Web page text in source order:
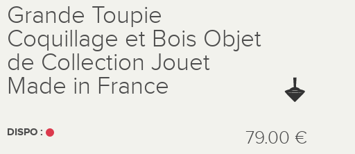
Grande Toupie
Coquillage et Bois Objet
de Collection Jouet
Made in France
DISPO : 79.00 €